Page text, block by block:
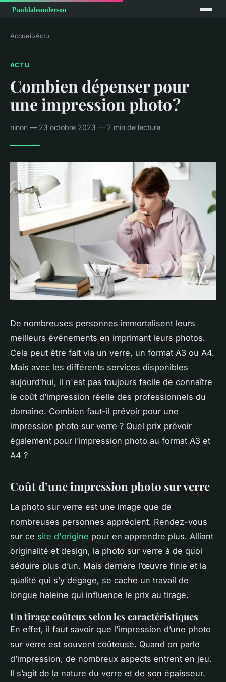
Accueil›Actu
ACTU
Combien dépenser pour
une impression photo ?
ninon — 23 octobre 2023 — 2 min de lecture
De nombreuses personnes immortalisent leurs
meilleurs événements en imprimant leurs photos.
Cela peut être fait via un verre, un format A3 ou A4.
Mais avec les différents services disponibles
aujourd’hui, il n'est pas toujours facile de connaître
le coût d’impression réelle des professionnels du
domaine. Combien faut-il prévoir pour une
impression photo sur verre ? Quel prix prévoir
également pour l’impression photo au format A3 et
A4 ?
Coût d’une impression photo sur verre
La photo sur verre est une image que de
nombreuses personnes apprécient. Rendez-vous
sur ce site d'origine pour en apprendre plus. Alliant
originalité et design, la photo sur verre à de quoi
séduire plus d’un. Mais derrière l’œuvre finie et la
qualité qui s’y dégage, se cache un travail de
longue haleine qui influence le prix au tirage.
Un tirage coûteux selon les caractéristiques
En effet, il faut savoir que l’impression d’une photo
sur verre est souvent coûteuse. Quand on parle
d’impression, de nombreux aspects entrent en jeu.
Il s’agit de la nature du verre et de son épaisseur.